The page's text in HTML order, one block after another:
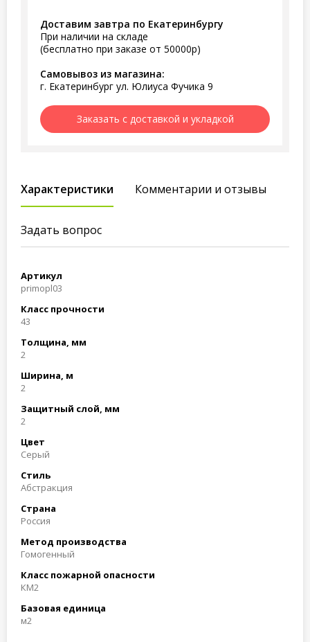
Доставим завтра по Екатеринбургу
При наличии на складе
(бесплатно при заказе от 50000р)
Самовывоз из магазина:
г. Екатеринбург ул. Юлиуса Фучика 9
Заказать с доставкой и укладкой
Характеристики Комментарии и отзывы
Задать вопрос
Артикул
primopl03
Класс прочности
43
Толщина, мм
2
Ширина, м
2
Защитный слой, мм
2
Цвет
Серый
Стиль
Абстракция
Страна
Россия
Метод производства
Гомогенный
Класс пожарной опасности
КМ2
Базовая единица
м2